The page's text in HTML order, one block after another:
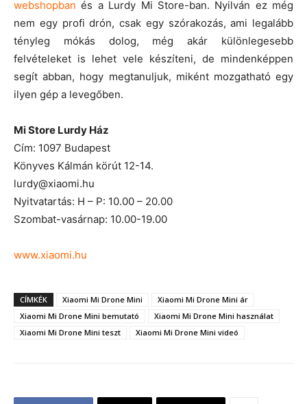
webshopban és a Lurdy Mi Store-ban. Nyilván ez még
nem egy profi drón, csak egy szórakozás, ami legalább
tényleg mókás dolog, még akár különlegesebb
felvételeket is lehet vele készíteni, de mindenképpen
segít abban, hogy megtanuljuk, miként mozgatható egy
ilyen gép a levegőben.
Mi Store Lurdy Ház
Cím: 1097 Budapest
Könyves Kálmán körút 12-14.
lurdy@xiaomi.hu
Nyitvatartás: H – P: 10.00 – 20.00
Szombat-vasárnap: 10.00-19.00
www.xiaomi.hu
CÍMKÉK Xiaomi Mi Drone Mini
Xiaomi Mi Drone Mini ár
Xiaomi Mi Drone Mini bemutató
Xiaomi Mi Drone Mini használat
Xiaomi Mi Drone Mini teszt
Xiaomi Mi Drone Mini videó